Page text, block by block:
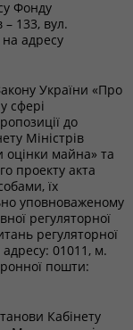
Фонду
133, вул.
на адресу
України «Про
сфері
до
Міністрів
майна» та
проекту акта
їх
уповноваженому
регуляторної
регуляторної
01011, м.
пошти:
Кабінету